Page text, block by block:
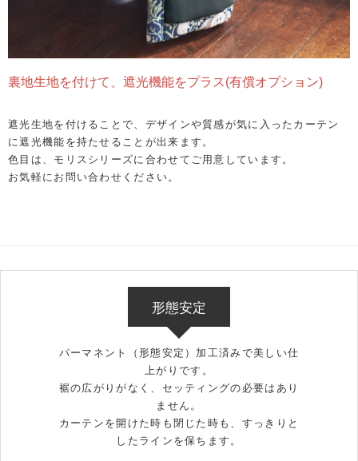
裏地生地を付けて、遮光機能をプラス(有償オプション)
遮光生地を付けることで、デザインや質感が気に入ったカーテン
に遮光機能を持たせることが出来ます。
色目は、モリスシリーズに合わせてご用意しています。
お気軽にお問い合わせください。
形態安定
パーマネント（形態安定）加工済みで美しい仕
上がりです。
裾の広がりがなく、セッティングの必要はあり
ません。
カーテンを開けた時も閉じた時も、すっきりと
したラインを保ちます。